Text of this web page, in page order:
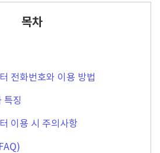
목차
전화번호와 이용 방법
특징
이용 시 주의사항